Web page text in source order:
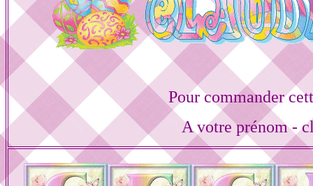
Pour commander
A votre prénom -